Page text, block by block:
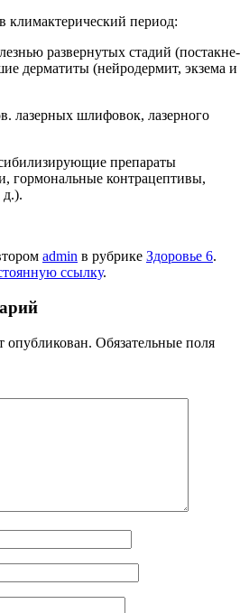
пе­риод:
развернутых стадий (постакне-
дерматиты (нейродермит, экзема и
лазерных шлифовок, лазерного
пре­параты
гормональные контрацептивы,
д.).
admin в рубрике Здоровье 6.
ссылку.
опубликован. Обязательные поля